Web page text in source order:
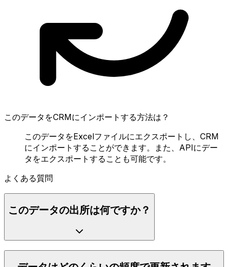
このデータをCRMにインポートする方法は？
このデータをExcelファイルにエクスポートし、CRM
にインポートすることができます。また、APIにデー
タをエクスポートすることも可能です。
よくある質問
このデータの出所は何ですか？